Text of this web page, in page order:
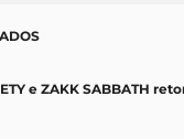
e ZAKK SABBATH